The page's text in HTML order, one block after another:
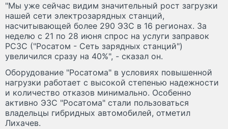
"Мы уже сейчас видим значительный рост загрузки
нашей сети электрозарядных станций,
насчитывающей более 290 ЭЗС в 16 регионах. За
неделю с 21 по 28 июня спрос на услуги заправок
РСЗС ("Росатом - Сеть зарядных станций")
увеличился сразу на 40%", - сказал он.
Оборудование "Росатома" в условиях повышенной
нагрузки работает с высокой степенью надежности
и количество отказов минимально. Особенно
активно ЭЗС "Росатома" стали пользоваться
владельцы гибридных автомобилей, отметил
Лихачев.